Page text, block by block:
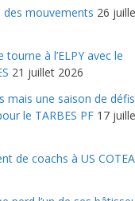
mouvements 26
à l’ELPY avec le
21 juillet 2026
mais une saison de défis
le TARBES PF 17
de coachs à US